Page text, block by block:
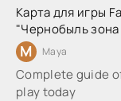
Карта для игры
"Чернобыль зона
M Maya
Complete guide
play today